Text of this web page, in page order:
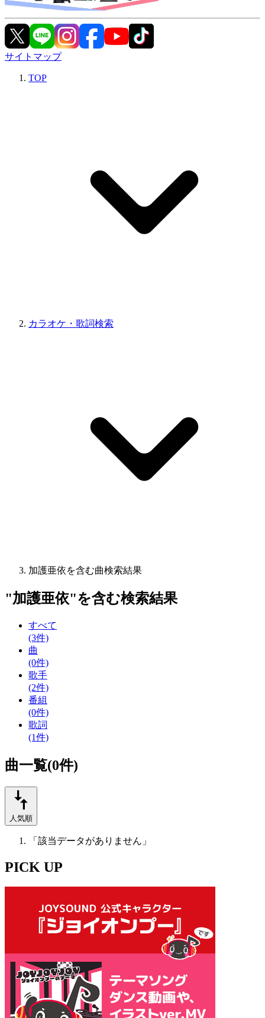
サイトマップ
TOP
カラオケ・歌詞検索
加護亜依を含む曲検索結果
"加護亜依"を含む検索結果
すべて
(3件)
曲
(0件)
歌手
(2件)
番組
(0件)
歌詞
(1件)
曲一覧(0件)
人気順
「該当データがありません」
PICK UP